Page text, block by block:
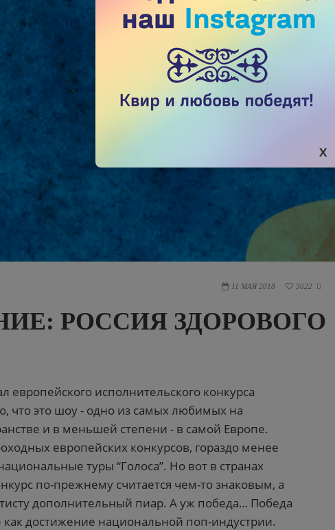
11 МАЯ 2018 3622 
РОССИЯ ЗДОРОВОГО
европейского исполнительского конкурса
что это шоу - одно из самых любимых на
и в меньшей степени - в самой Европе.
европейских конкурсов, гораздо менее
туры “Голоса”. Но вот в странах
по-прежнему считается чем-то знаковым, а
дополнительный пиар. А уж победа… Победа
достижение национальной поп-индустрии.